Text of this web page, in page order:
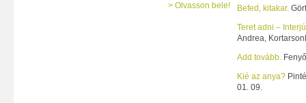
> Olvasson bele!
Befed, kitakar.
Teret adni –
Andrea,
Add tovább.
Kié az anya?
01. 09.